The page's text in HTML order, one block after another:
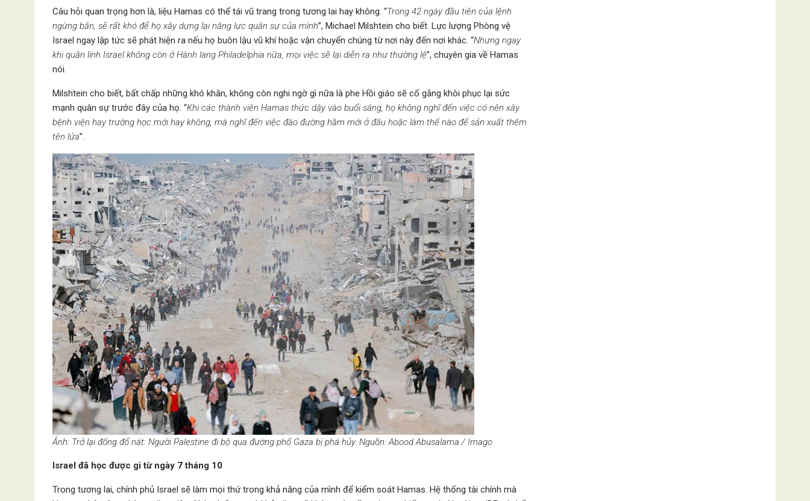
Câu hỏi quan trọng hơn là, liệu Hamas có thể tái vũ trang trong tương lai hay không. “Trong 42 ngày đầu tiên của lệnh
ngừng bắn, sẽ rất khó để họ xây dựng lại năng lực quân sự của mình”, Michael Milshtein cho biết. Lực lượng Phòng vệ
Israel ngay lập tức sẽ phát hiện ra nếu họ buôn lậu vũ khí hoặc vận chuyển chúng từ nơi này đến nơi khác. “Nhưng ngay
khi quân lính Israel không còn ở Hành lang Philadelphia nữa, mọi việc sẽ lại diễn ra như thường lệ”, chuyên gia về Hamas
nói.
Milshtein cho biết, bất chấp những khó khăn, không còn nghi ngờ gì nữa là phe Hồi giáo sẽ cố gắng khôi phục lại sức
mạnh quân sự trước đây của họ. “Khi các thành viên Hamas thức dậy vào buổi sáng, họ không nghĩ đến việc có nên xây
bệnh viện hay trường học mới hay không, mà nghĩ đến việc đào đường hầm mới ở đâu hoặc làm thế nào để sản xuất thêm
tên lửa”.
Ảnh: Trở lại đống đổ nát: Người Palestine đi bộ qua đường phố Gaza bị phá hủy. Nguồn: Abood Abusalama / Imago
Israel đã học được gì từ ngày 7 tháng 10
Trong tương lai, chính phủ Israel sẽ làm mọi thứ trong khả năng của mình để kiểm soát Hamas. Hệ thống tài chính mà